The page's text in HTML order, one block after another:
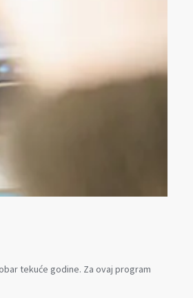
tekuće godine. Za ovaj program